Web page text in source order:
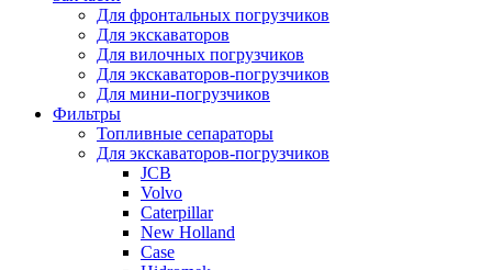
Для фронтальных погрузчиков
Для экскаваторов
Для вилочных погрузчиков
Для экскаваторов-погрузчиков
Для мини-погрузчиков
Фильтры
Топливные сепараторы
Для экскаваторов-погрузчиков
JCB
Volvo
Caterpillar
New Holland
Case